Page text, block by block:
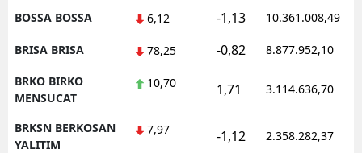
BOSSA BOSSA 6,12 -1,13 10.361.008,49
BRISA BRISA 78,25 -0,82 8.877.952,10
BRKO BIRKO
MENSUCAT
10,70 1,71 3.114.636,70
BRKSN BERKOSAN
YALITIM
7,97 -1,12 2.358.282,37